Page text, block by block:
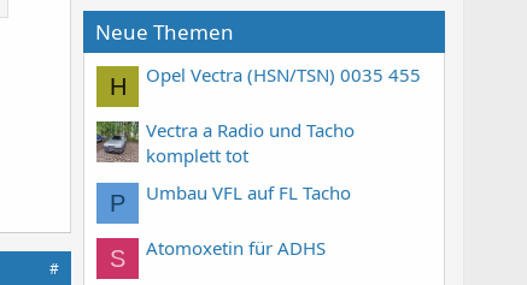
#
Neue Themen
H Opel Vectra (HSN/TSN) 0035 455
Vectra a Radio und Tacho
komplett tot
P Umbau VFL auf FL Tacho
S Atomoxetin für ADHS